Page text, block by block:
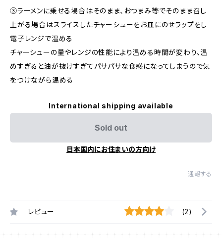
③ラーメンに乗せる場合はそのまま、おつまみ等でそのまま召し
上がる場合はスライスしたチャーシューをお皿にのせラップをし
電子レンジで温める
チャーシューの量やレンジの性能により温める時間が変わり、温
めすぎると油が抜けすぎてパサパサな食感になってしまうので気
をつけながら温める
International shipping available
Sold out
日本国内にお住まいの方向け
通報する
レビュー (2)